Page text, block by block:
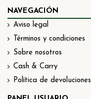
NAVEGACIÓN
Aviso legal
Términos y condiciones
Sobre nosotros
Cash & Carry
Política de devoluciones